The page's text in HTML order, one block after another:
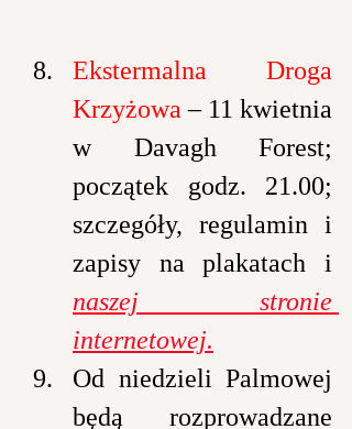
Ekstermalna Droga
Krzyżowa – 11 kwietnia
w Davagh Forest;
początek godz. 21.00;
szczegóły, regulamin i
naszej stronie
internetowej.
Od niedzieli Palmowej
będą rozprowadzane